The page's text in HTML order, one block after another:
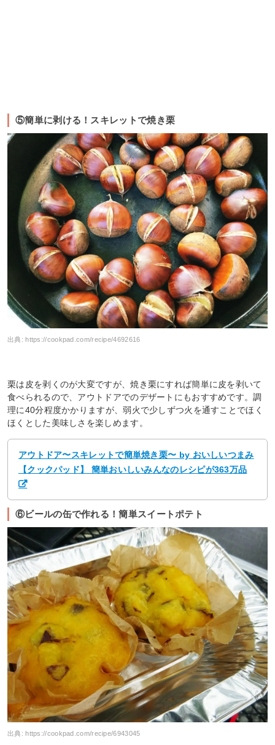
⑤簡単に剥ける！スキレットで焼き栗
出典:https://cookpad.com/recipe/4692616
栗は皮を剥くのが大変ですが、焼き栗にすれば簡単に皮を剥いて
食べられるので、アウトドアでのデザートにもおすすめです。調
理に40分程度かかりますが、弱火で少しずつ火を通すことでほく
ほくとした美味しさを楽しめます。
アウトドア〜スキレットで簡単焼き栗〜 by おいしいつまみ
【クックパッド】 簡単おいしいみんなのレシピが363万品
⑥ビールの缶で作れる！簡単スイートポテト
出典:https://cookpad.com/recipe/6943045